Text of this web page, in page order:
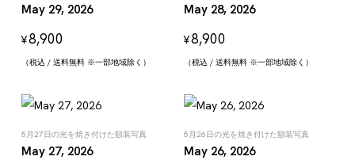
May 29, 2026
¥8,900
（税込 / 送料無料 ※一部地域除く）
May 28, 2026
¥8,900
（税込 / 送料無料 ※一部地域除く）
5月27日の光を焼き付けた額装写真
May 27, 2026
5月26日の光を焼き付けた額装写真
May 26, 2026